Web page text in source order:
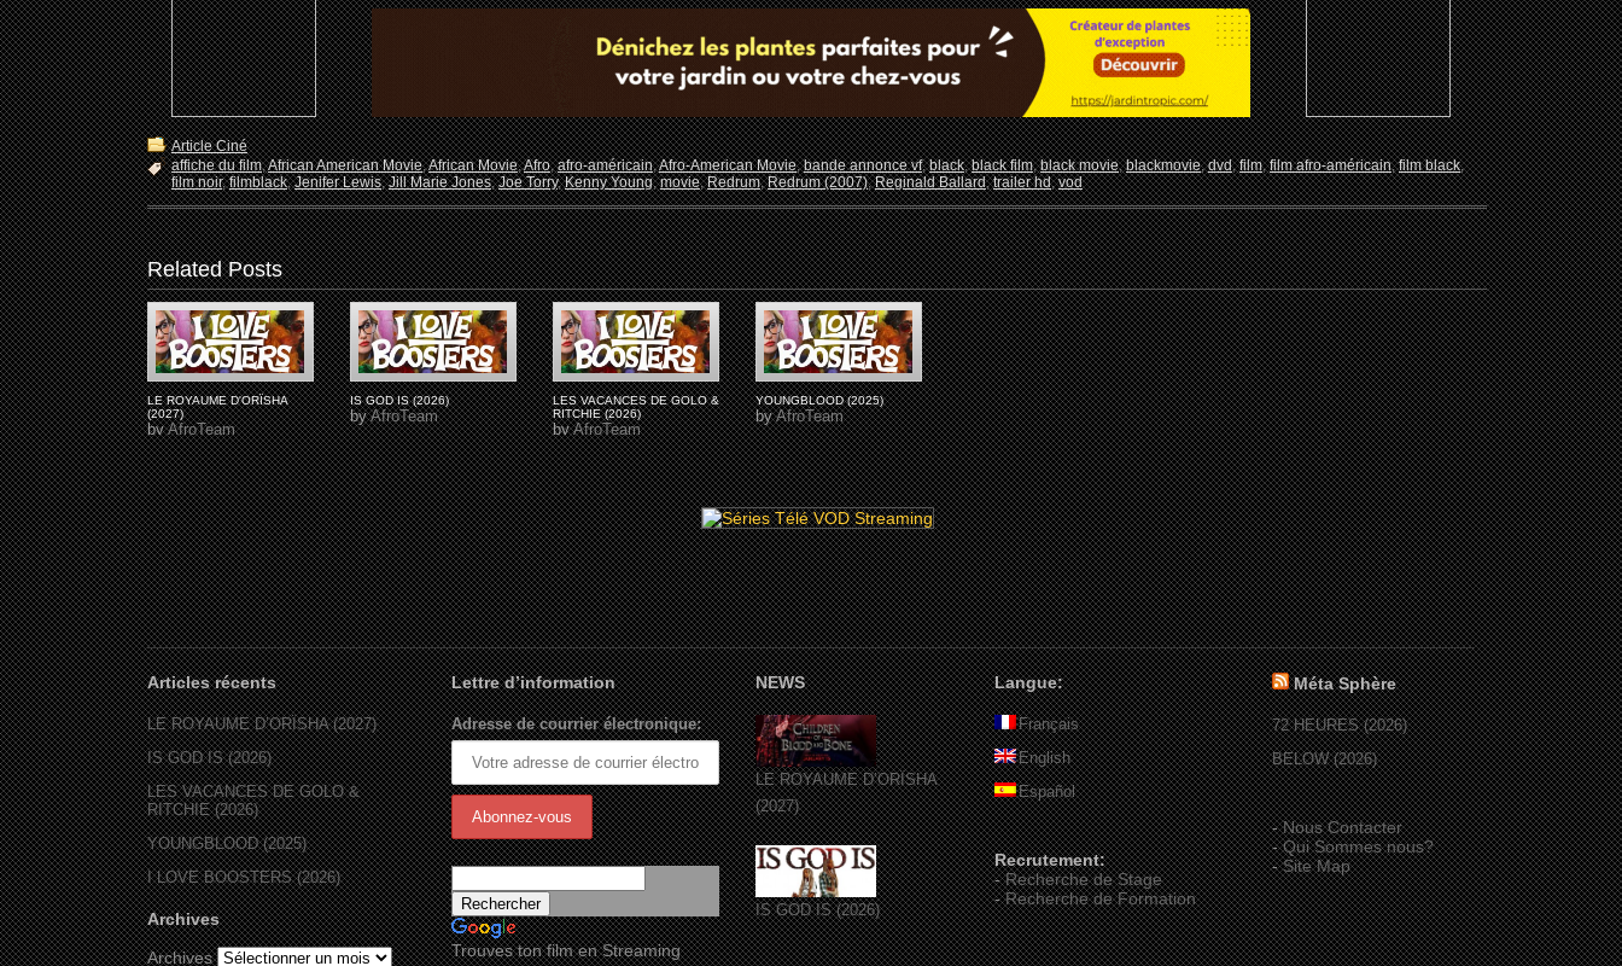
Article Ciné
affiche du film,African American Movie,African Movie,Afro,afro-américain,Afro-American Movie,bande annonce vf,black,black film,black movie,blackmovie,dvd,film,film afro-américain,film black,
film noir,filmblack,Jenifer Lewis,Jill Marie Jones,Joe Torry,Kenny Young,movie,Redrum,Redrum (2007),Reginald Ballard,trailer hd,vod
Related Posts
LE ROYAUME D'ORÏSHA
(2027)
byAfroTeam
IS GOD IS (2026)
byAfroTeam
LES VACANCES DE GOLO &
RITCHIE (2026)
byAfroTeam
YOUNGBLOOD (2025)
byAfroTeam
Articles récents
LE ROYAUME D’ORÏSHA (2027)
IS GOD IS (2026)
LES VACANCES DE GOLO &
RITCHIE (2026)
YOUNGBLOOD (2025)
I LOVE BOOSTERS (2026)
Archives
Archives
Lettre d’information
Adresse de courrier électronique:
Trouves ton film en Streaming
NEWS
LE ROYAUME D’ORÏSHA
(2027)
IS GOD IS (2026)
Langue:
Français
English
Español
Recrutement:
-Recherche de Stage
-Recherche de Formation
Méta Sphère
72 HEURES (2026)
BELOW (2026)
-Nous Contacter
-Qui Sommes nous?
-Site Map